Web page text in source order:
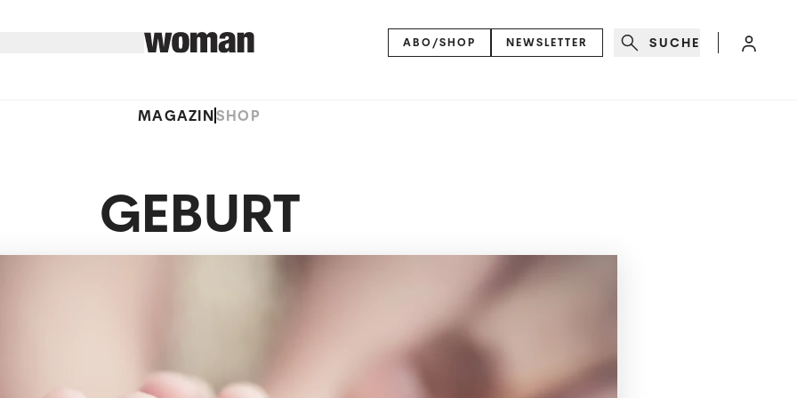
ABO/SHOP NEWSLETTER SUCHE
MAGAZINSHOP
GEBURT